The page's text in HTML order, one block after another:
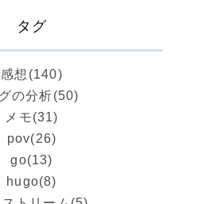
タグ
感想 (140)
の分析(50)
メモ(31)
pov(26)
go(13)
hugo(8)